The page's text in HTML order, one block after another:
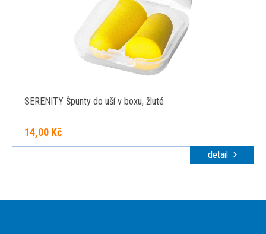
SERENITY Špunty do uší v boxu, žluté
14,00 Kč
detail